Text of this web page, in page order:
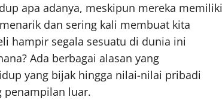
apa adanya, meskipun mereka memiliki
dan sering kali membuat kita
hampir segala sesuatu di dunia ini
Ada berbagai alasan yang
yang bijak hingga nilai-nilai pribadi
penampilan luar.